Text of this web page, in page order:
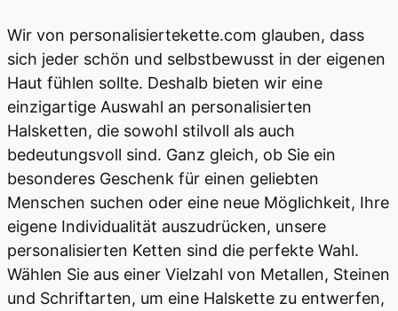
Wir von personalisiertekette.com glauben, dass
sich jeder schön und selbstbewusst in der eigenen
Haut fühlen sollte. Deshalb bieten wir eine
einzigartige Auswahl an personalisierten
Halsketten, die sowohl stilvoll als auch
bedeutungsvoll sind. Ganz gleich, ob Sie ein
besonderes Geschenk für einen geliebten
Menschen suchen oder eine neue Möglichkeit, Ihre
eigene Individualität auszudrücken, unsere
personalisierten Ketten sind die perfekte Wahl.
Wählen Sie aus einer Vielzahl von Metallen, Steinen
und Schriftarten, um eine Halskette zu entwerfen,